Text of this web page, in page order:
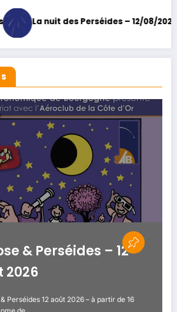
Eclipse & Perséides – 12 août 2026
& Perséides – 12
2026
Perséides 12 août 2026 – à partir de 16